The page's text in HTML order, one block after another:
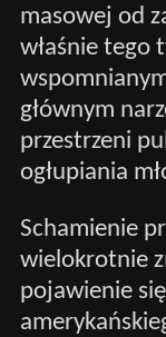
masowej od
właśnie tego
głównym
przestrzeni
ogłupiania
Schamienie
wielokrotnie
pojawienie